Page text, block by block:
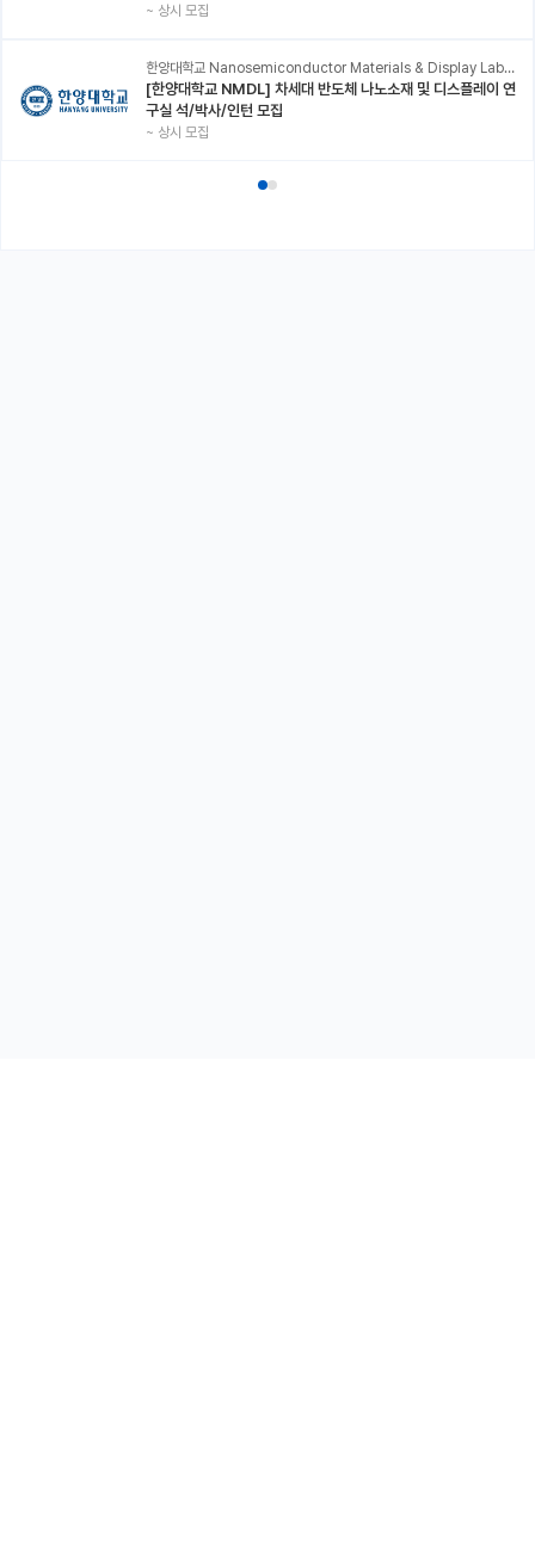
~ 상시 모집
한양대학교 Nanosemiconductor Materials & Display Laboratory
[한양대학교 NMDL] 차세대 반도체 나노소재 및 디스플레이 연
구실 석/박사/인턴 모집
~ 상시 모집